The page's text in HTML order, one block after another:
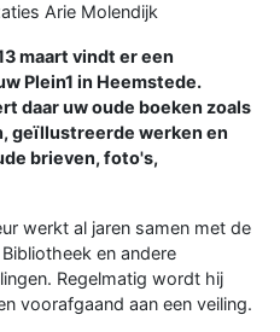
Arie Molendijk
maart vindt er een
Plein1 in Heemstede.
daar uw oude boeken zoals
geïllustreerde werken en
brieven, foto's,
werkt al jaren samen met de
en andere
Regelmatig wordt hij
voorafgaand aan een veiling.